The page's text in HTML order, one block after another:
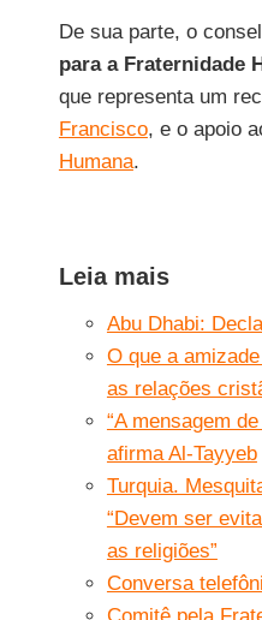
De sua parte, o
para a Fraternidade
que representa um
Francisco, e o apoio
Humana.
Leia mais
Abu Dhabi:
O que a
as relações
“A mensagem
afirma Al-Tayyeb
Turquia.
“Devem ser
as religiões”
Conversa